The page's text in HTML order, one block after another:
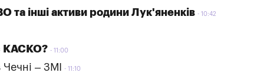
інші активи родини Лук'яненків 10:42
КАСКО? 11:00
– ЗМІ 11:10